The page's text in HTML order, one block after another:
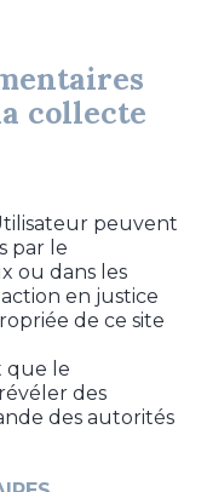
collecte
peuvent
par le
ou dans les
en justice
de ce site
que le
des
des autorités